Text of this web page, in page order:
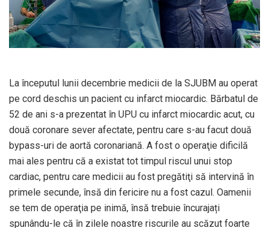
La începutul lunii decembrie medicii de la SJUBM au operat
pe cord deschis un pacient cu infarct miocardic. Bărbatul de
52 de ani s-a prezentat în UPU cu infarct miocardic acut, cu
două coronare sever afectate, pentru care s-au facut două
bypass-uri de aortă coronariană. A fost o operaţie dificilă
mai ales pentru că a existat tot timpul riscul unui stop
cardiac, pentru care medicii au fost pregătiţi să intervină în
primele secunde, însă din fericire nu a fost cazul. Oamenii
se tem de operaţia pe inimă, însă trebuie încurajați
spunându-le că în zilele noastre riscurile au scăzut foarte